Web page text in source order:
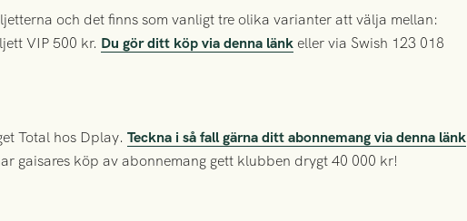
och det finns som vanligt tre olika varianter att välja mellan:
VIP 500 kr. Du gör ditt köp via denna länk eller via Swish 123 018
Total hos Dplay. Teckna i så fall gärna ditt abonnemang via denna länk
gaisares köp av abonnemang gett klubben drygt 40 000 kr!